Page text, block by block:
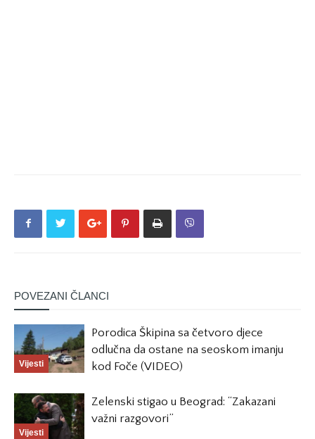
POVEZANI ČLANCI
Vijesti
Porodica Škipina sa četvoro djece
odlučna da ostane na seoskom imanju
kod Foče (VIDEO)
Vijesti
Zelenski stigao u Beograd: “Zakazani
važni razgovori”